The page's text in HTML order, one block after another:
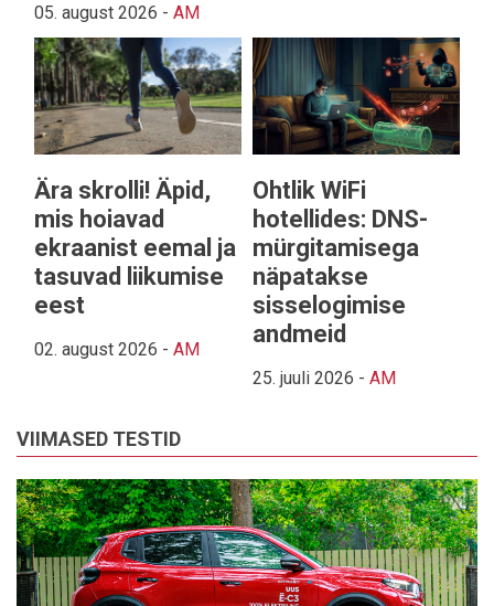
05. august 2026 - AM
Ära skrolli! Äpid,
mis hoiavad
ekraanist eemal ja
tasuvad liikumise
eest
02. august 2026 - AM
Ohtlik WiFi
hotellides: DNS-
mürgitamisega
näpatakse
sisselogimise
andmeid
25. juuli 2026 - AM
VIIMASED TESTID